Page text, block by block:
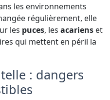
les environnements
régulièrement, elle
les puces, les acariens et
qui mettent en péril la
: dangers